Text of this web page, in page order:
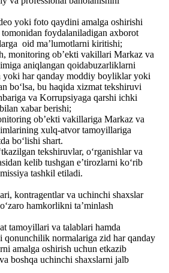
yoki foto qaydini amalga oshirishi
foydalaniladigan axborot
oid ma’lumotlarni kiritishi;
monitoring ob’ekti vakillari Markaz va
aniqlangan qoidabuzarliklarni
yoki har qanday moddiy boyliklar yoki
bo‘lsa, bu haqida xizmat tekshiruvi
va Korrupsiyaga qarshi ichki
xabar berishi;
ob’ekti vakillariga Markaz va
xulq-atvor tamoyillariga
bo‘lishi shart.
tekshiruvlar, o‘rganishlar va
kelib tushgan e’tirozlarni ko‘rib
tashkil etiladi.
kontragentlar va uchinchi shaxslar
hamkorlikni ta’minlash
tamoyillari va talablari hamda
qonunchilik normalariga zid har qanday
amalga oshirish uchun еtkazib
boshqa uchinchi shaxslarni jalb